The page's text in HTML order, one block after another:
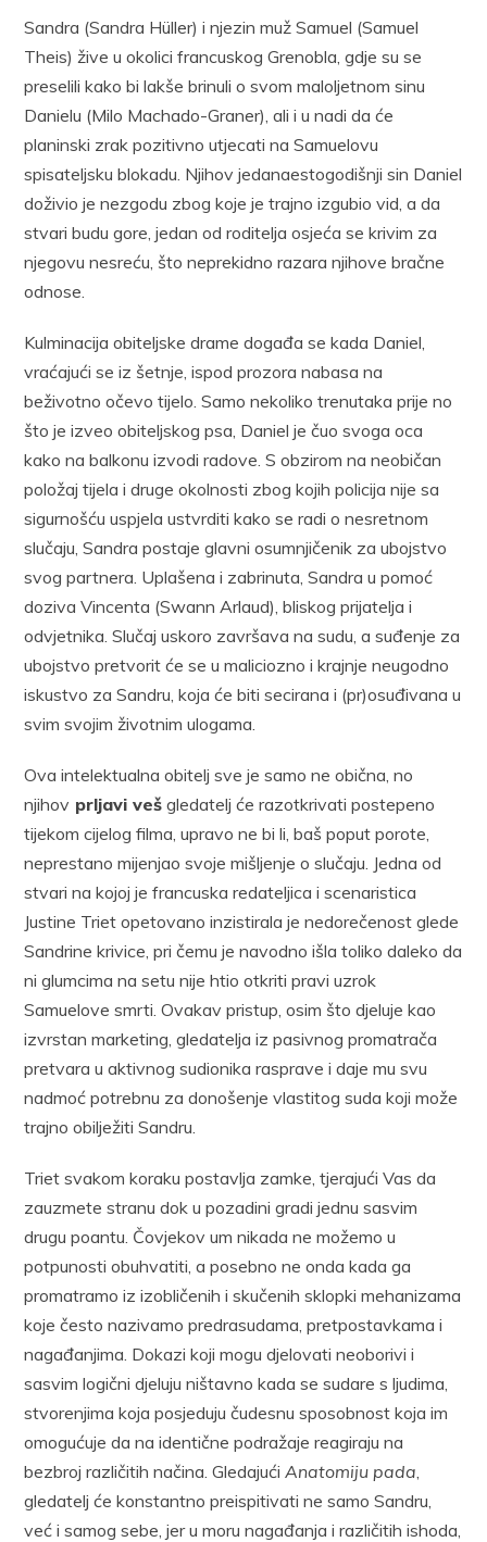
Sandra (Sandra Hüller) i njezin muž Samuel (Samuel
Theis) žive u okolici francuskog Grenobla, gdje su se
preselili kako bi lakše brinuli o svom maloljetnom sinu
Danielu (Milo Machado-Graner), ali i u nadi da će
planinski zrak pozitivno utjecati na Samuelovu
spisateljsku blokadu. Njihov jedanaestogodišnji sin Daniel
doživio je nezgodu zbog koje je trajno izgubio vid, a da
stvari budu gore, jedan od roditelja osjeća se krivim za
njegovu nesreću, što neprekidno razara njihove bračne
odnose.
Kulminacija obiteljske drame događa se kada Daniel,
vraćajući se iz šetnje, ispod prozora nabasa na
beživotno očevo tijelo. Samo nekoliko trenutaka prije no
što je izveo obiteljskog psa, Daniel je čuo svoga oca
kako na balkonu izvodi radove. S obzirom na neobičan
položaj tijela i druge okolnosti zbog kojih policija nije sa
sigurnošću uspjela ustvrditi kako se radi o nesretnom
slučaju, Sandra postaje glavni osumnjičenik za ubojstvo
svog partnera. Uplašena i zabrinuta, Sandra u pomoć
doziva Vincenta (Swann Arlaud), bliskog prijatelja i
odvjetnika. Slučaj uskoro završava na sudu, a suđenje za
ubojstvo pretvorit će se u maliciozno i krajnje neugodno
iskustvo za Sandru, koja će biti secirana i (pr)osuđivana u
svim svojim životnim ulogama.
Ova intelektualna obitelj sve je samo ne obična, no
njihov prljavi veš gledatelj će razotkrivati postepeno
tijekom cijelog filma, upravo ne bi li, baš poput porote,
neprestano mijenjao svoje mišljenje o slučaju. Jedna od
stvari na kojoj je francuska redateljica i scenaristica
Justine Triet opetovano inzistirala je nedorečenost glede
Sandrine krivice, pri čemu je navodno išla toliko daleko da
ni glumcima na setu nije htio otkriti pravi uzrok
Samuelove smrti. Ovakav pristup, osim što djeluje kao
izvrstan marketing, gledatelja iz pasivnog promatrača
pretvara u aktivnog sudionika rasprave i daje mu svu
nadmoć potrebnu za donošenje vlastitog suda koji može
trajno obilježiti Sandru.
Triet svakom koraku postavlja zamke, tjerajući Vas da
zauzmete stranu dok u pozadini gradi jednu sasvim
drugu poantu. Čovjekov um nikada ne možemo u
potpunosti obuhvatiti, a posebno ne onda kada ga
promatramo iz izobličenih i skučenih sklopki mehanizama
koje često nazivamo predrasudama, pretpostavkama i
nagađanjima. Dokazi koji mogu djelovati neoborivi i
sasvim logični djeluju ništavno kada se sudare s ljudima,
stvorenjima koja posjeduju čudesnu sposobnost koja im
omogućuje da na identične podražaje reagiraju na
bezbroj različitih načina. GledajućiAnatomiju pada
gledatelj će konstantno preispitivati ne samo Sandru,
već i samog sebe, jer u moru nagađanja i različitih ishoda,